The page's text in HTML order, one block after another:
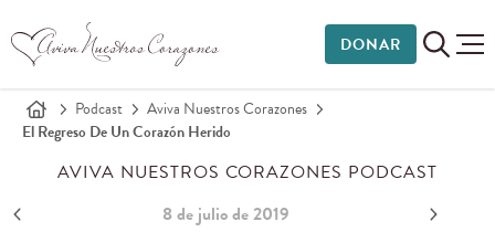
DONAR
Podcast
Aviva Nuestros Corazones
El Regreso De Un Corazón Herido
AVIVA NUESTROS CORAZONES PODCAST
8 de julio de 2019